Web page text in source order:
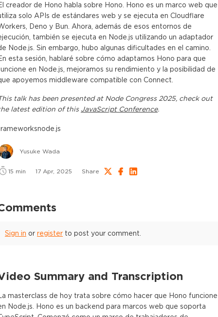
creador de Hono habla sobre Hono. Hono es un marco web que
solo APIs de estándares web y se ejecuta en Cloudflare
Deno y Bun. Ahora, además de esos entornos de
también se ejecuta en Node.js utilizando un adaptador
Node.js. Sin embargo, hubo algunas dificultades en el camino.
esta sesión, hablaré sobre cómo adaptamos Hono para que
en Node.js, mejoramos su rendimiento y la posibilidad de
apoyemos middleware compatible con Connect.
talkhas been presented at Node Congress 2025, check out
latest edition of this JavaScript Conference.
node.js
Yusuke Wada
15 min 17 Apr, 2025 Share
Sign in or register to post your comment.
Summary and Transcription
masterclass de hoy trata sobre cómo hacer que Hono funcione
Node.js. Hono es un backend para marcos web que soporta